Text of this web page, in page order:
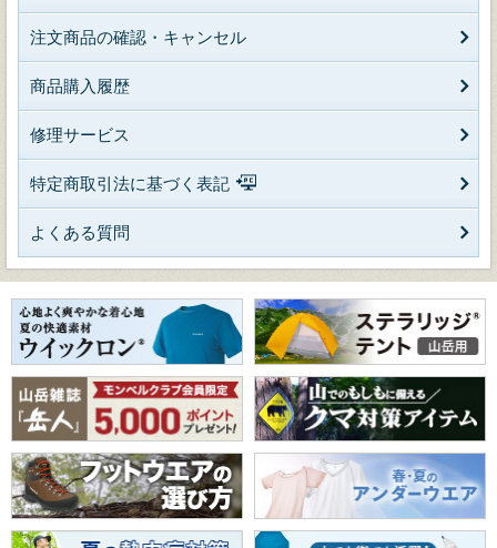
注文商品の確認・キャンセル
商品購入履歴
修理サービス
特定商取引法に基づく表記
よくある質問